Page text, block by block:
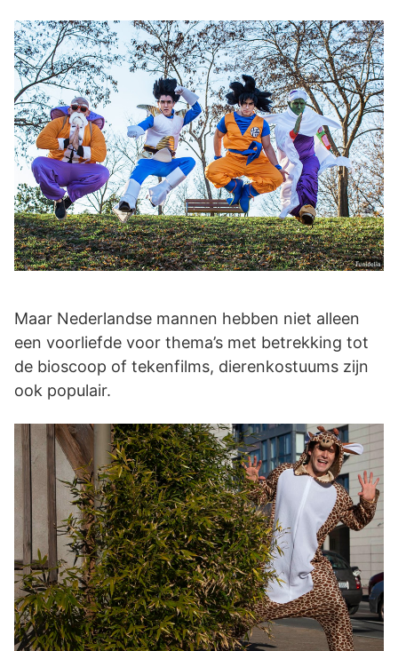
Maar Nederlandse mannen hebben niet alleen
een voorliefde voor thema’s met betrekking tot
de bioscoop of tekenfilms, dierenkostuums zijn
ook populair.